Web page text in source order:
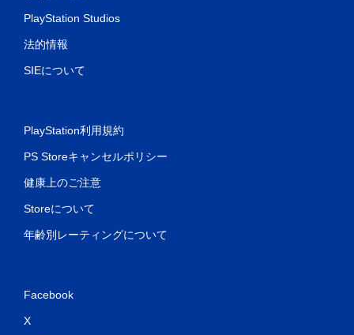
PlayStation Studios
法的情報
SIEについて
PlayStation利用規約
PS Storeキャンセルポリシー
健康上のご注意
Storeについて
年齢別レーティングについて
Facebook
X